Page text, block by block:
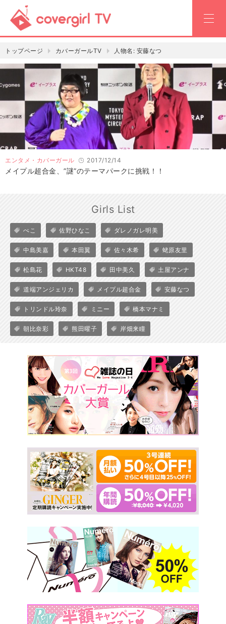
トップページ カバーガールTV 人物名: 安藤なつ
エンタメ・カバーガール 2017/12/14
メイプル超合金、”謎”のテーマパークに挑戦！！
Girls List
ぺこ 佐野ひなこ ダレノガレ明美
中島美嘉 本田翼 佐々木希 蛯原友里
松島花 HKT48 田中美久 土屋アンナ
道端アンジェリカ メイプル超合金 安藤なつ
トリンドル玲奈 ミニー 橋本マナミ
朝比奈彩 熊田曜子 岸畑来瞳